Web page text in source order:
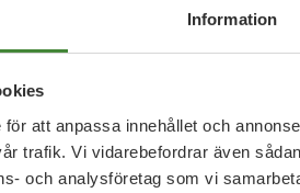
Information
att anpassa innehållet och
trafik. Vi vidarebefordrar även
och analysföretag som vi
i-polen,c2391966